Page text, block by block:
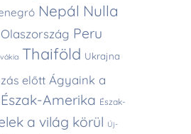
Nepál Nulla
Olaszország Peru
Thaiföld Ukrajna
előtt Ágyaink a
Észak-Amerika Észak-
a világ körül Új-